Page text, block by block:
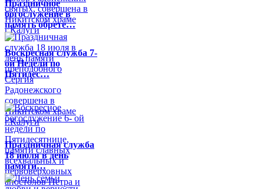
Праздничное
богослужение в
память обрете…
Воскресная служба 7-
ой Недели по
Пятидес…
Праздничная служба
18 июля в день
памяти…